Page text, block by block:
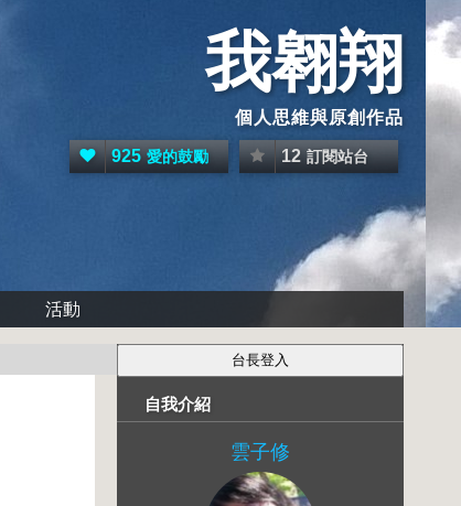
我翱翔
個人思維與原創作品
925 愛的鼓勵 12 訂閱站台
活動
自我介紹
雲子修